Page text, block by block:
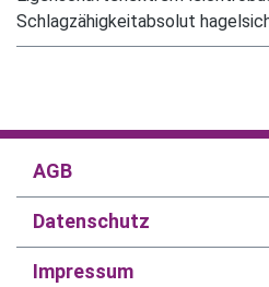
Schlagzähigkeitabsolut
AGB
Datenschutz
Impressum